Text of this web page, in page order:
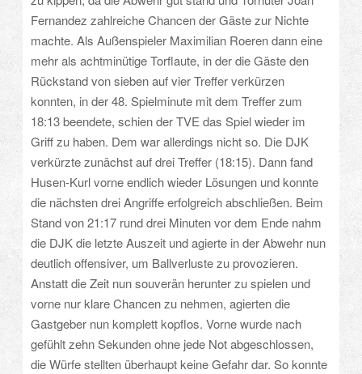
Fernandez zahlreiche Chancen der Gäste zur Nichte
machte. Als Außenspieler Maximilian Roeren dann eine
mehr als achtminütige Torflaute, in der die Gäste den
Rückstand von sieben auf vier Treffer verkürzen
konnten, in der 48. Spielminute mit dem Treffer zum
18:13 beendete, schien der TVE das Spiel wieder im
Griff zu haben. Dem war allerdings nicht so. Die DJK
verkürzte zunächst auf drei Treffer (18:15). Dann fand
Husen-Kurl vorne endlich wieder Lösungen und konnte
die nächsten drei Angriffe erfolgreich abschließen. Beim
Stand von 21:17 rund drei Minuten vor dem Ende nahm
die DJK die letzte Auszeit und agierte in der Abwehr nun
deutlich offensiver, um Ballverluste zu provozieren.
Anstatt die Zeit nun souverän herunter zu spielen und
vorne nur klare Chancen zu nehmen, agierten die
Gastgeber nun komplett kopflos. Vorne wurde nach
gefühlt zehn Sekunden ohne jede Not abgeschlossen,
die Würfe stellten überhaupt keine Gefahr dar. So konnte